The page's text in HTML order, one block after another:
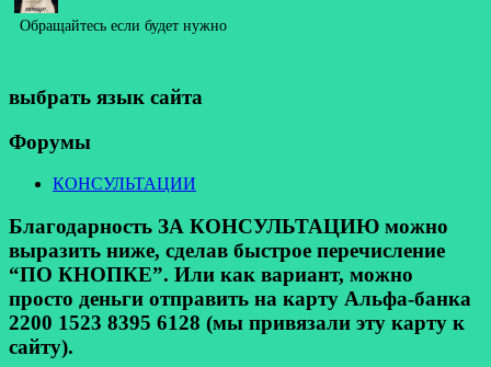
Обращайтесь если будет нужно
выбрать язык сайта
Форумы
КОНСУЛЬТАЦИИ
Благодарность ЗА КОНСУЛЬТАЦИЮ можно
выразить ниже, сделав быстрое перечисление
“ПО КНОПКЕ”. Или как вариант, можно
просто деньги отправить на карту Альфа-банка
2200 1523 8395 6128 (мы привязали эту карту к
сайту).